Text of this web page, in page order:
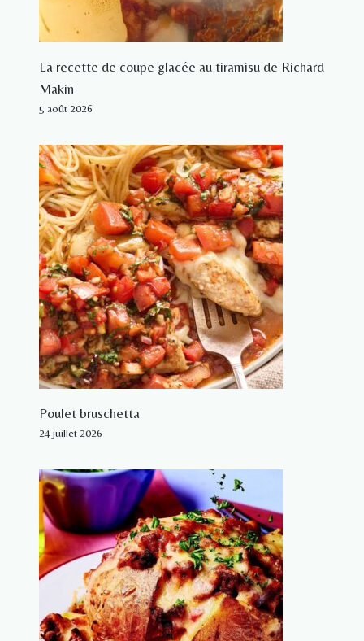
La recette de coupe glacée au tiramisu de Richard
Makin
5 août 2026
Poulet bruschetta
24 juillet 2026